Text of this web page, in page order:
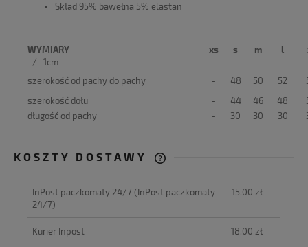
Skład 95% bawełna 5% elastan
WYMIARY xs s m l
+/- 1cm
szerokość od pachy do pachy
- 48 50 52
szerokość dołu
- 44 46 48
długość od pachy
- 30 30 30
KOSZTY DOSTAWY
InPost paczkomaty 24/7 (InPost paczkomaty
24/7)
15,00 zł
Kurier Inpost 18,00 zł